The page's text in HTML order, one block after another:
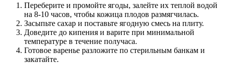
Переберите и промойте ягоды, залейте их теплой водой
на 8-10 часов, чтобы кожица плодов размягчилась.
Засыпьте сахар и поставьте ягодную смесь на плиту.
Доведите до кипения и варите при минимальной
температуре в течение получаса.
Готовое варенье разложите по стерильным банкам и
закатайте.